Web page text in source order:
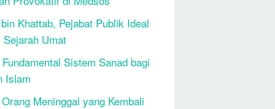
Khattab, Pejabat Publik Ideal
Sejarah Umat
Fundamental Sistem Sanad bagi
Islam
Meninggal yang Kembali